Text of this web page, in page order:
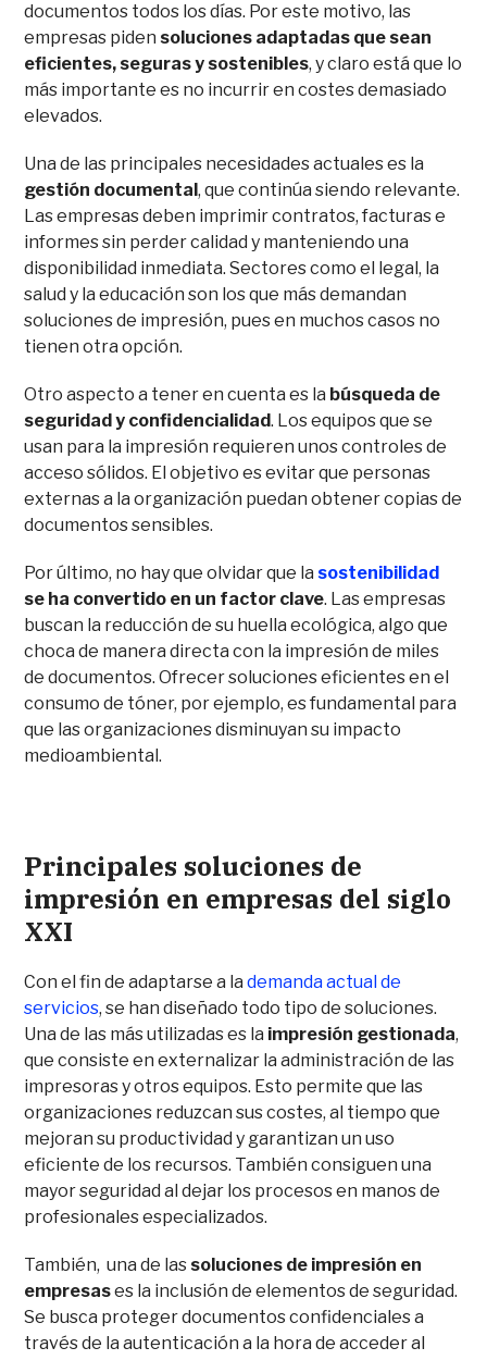
documentos todos los días. Por este motivo, las
empresas piden soluciones adaptadas que sean
eficientes, seguras y sostenibles, y claro está que lo
más importante es no incurrir en costes demasiado
elevados.
Una de las principales necesidades actuales es la
gestión documental, que continúa siendo relevante.
Las empresas deben imprimir contratos, facturas e
informes sin perder calidad y manteniendo una
disponibilidad inmediata. Sectores como el legal, la
salud y la educación son los que más demandan
soluciones de impresión, pues en muchos casos no
tienen otra opción.
Otro aspecto a tener en cuenta es la búsqueda de
seguridad y confidencialidad. Los equipos que se
usan para la impresión requieren unos controles de
acceso sólidos. El objetivo es evitar que personas
externas a la organización puedan obtener copias de
documentos sensibles.
Por último, no hay que olvidar que la sostenibilidad
se ha convertido en un factor clave. Las empresas
buscan la reducción de su huella ecológica, algo que
choca de manera directa con la impresión de miles
de documentos. Ofrecer soluciones eficientes en el
consumo de tóner, por ejemplo, es fundamental para
que las organizaciones disminuyan su impacto
medioambiental.
Principales soluciones de
impresión en empresas del siglo
XXI
Con el fin de adaptarse a lademanda actual de
servicios, se han diseñado todo tipo de soluciones.
Una de las más utilizadas es la impresión gestionada,
que consiste en externalizar la administración de las
impresoras y otros equipos. Esto permite que las
organizaciones reduzcan sus costes, al tiempo que
mejoran su productividad y garantizan un uso
eficiente de los recursos. También consiguen una
mayor seguridad al dejar los procesos en manos de
profesionales especializados.
También, una de las soluciones de impresión en
empresases la inclusión de elementos de seguridad.
Se busca proteger documentos confidenciales a
través de la autenticación a la hora de acceder al